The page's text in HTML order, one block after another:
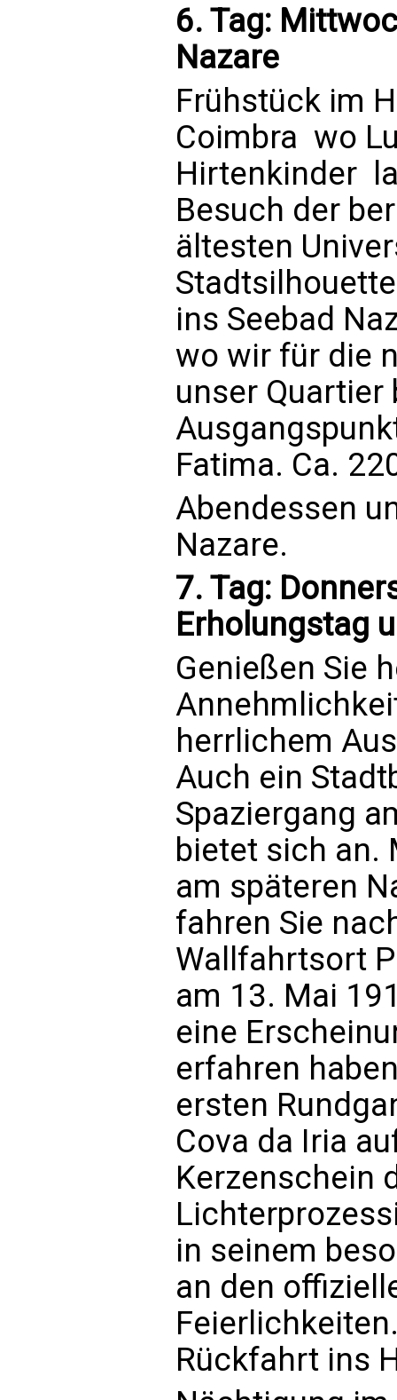
6. Tag:
Nazare
Frühstück im
Coimbra  wo
Hirtenkinder 
Besuch der
ältesten
ins Seebad
wo wir für die
unser Quartier
Fatima. Ca.
Abendessen
Nazare.
7. Tag:
Erholungstag
Genießen Sie
herrlichem
Auch ein
Spaziergang
bietet sich an.
am späteren
fahren Sie
Wallfahrtsort
am 13. Mai
eine
erfahren
ersten
Cova da Iria
Kerzenschein
in seinem
an den
Rückfahrt ins